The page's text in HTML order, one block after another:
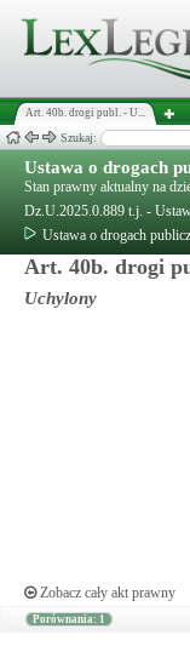
Art. 40b. drogi publ. - U...
Szukaj:
Ustawa o drogach
Stan prawny aktualny na
Dz.U.2025.0.889 t.j. -
Ustawa o drogach
Art. 40b. drogi
Uchylony
Zobacz cały akt prawny
Porównania: 1